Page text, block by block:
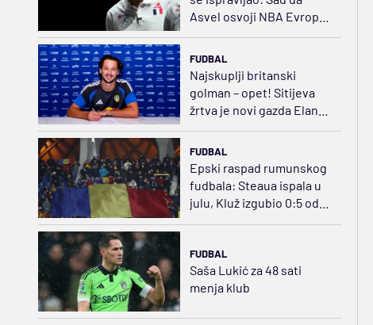
Asvel osvoji NBA Evropu,
pardon – Evroligu
FUDBAL
Najskuplji britanski
golman – opet! Sitijeva
žrtva je novi gazda Eland
FUDBAL
Epski raspad rumunskog
fudbala: Steaua ispala u
julu, Kluž izgubio 0:5 od
FUDBAL
Saša Lukić za 48 sati
menja klub